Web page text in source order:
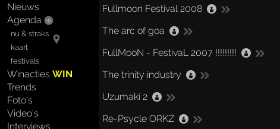
Nieuws
Agenda
nu & straks
kaart
festivals
WinactiesWIN
Trends
Foto's
Video's
Interviews
Fullmoon Festival 2008
The arc of goa
FullMooN - FestivaL 2007 !!!!!!!!!
The trinity industry
Uzumaki 2
Re-Psycle ORKZ